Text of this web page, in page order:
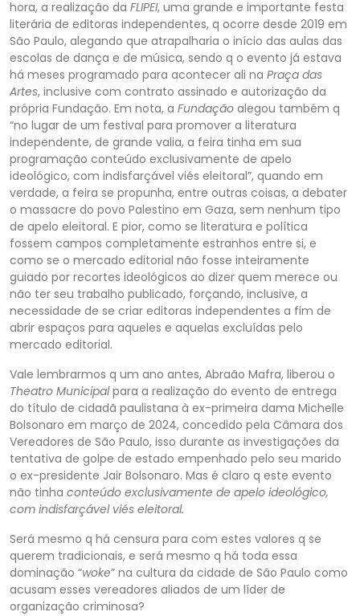
hora, a realização da FLIPEI, uma grande e importante festa
literária de editoras independentes, q ocorre desde 2019 em
São Paulo, alegando que atrapalharia o início das aulas das
escolas de dança e de música, sendo q o evento já estava
há meses programado para acontecer ali na Praça das
Artes, inclusive com contrato assinado e autorização da
própria Fundação. Em nota, a Fundação alegou também q
“no lugar de um festival para promover a literatura
independente, de grande valia, a feira tinha em sua
programação conteúdo exclusivamente de apelo
ideológico, com indisfarçável viés eleitoral”, quando em
verdade, a feira se propunha, entre outras coisas, a debater
o massacre do povo Palestino em Gaza, sem nenhum tipo
de apelo eleitoral. E pior, como se literatura e política
fossem campos completamente estranhos entre si, e
como se o mercado editorial não fosse inteiramente
guiado por recortes ideológicos ao dizer quem merece ou
não ter seu trabalho publicado, forçando, inclusive, a
necessidade de se criar editoras independentes a fim de
abrir espaços para aqueles e aquelas excluídas pelo
mercado editorial.
Vale lembrarmos q um ano antes, Abraão Mafra, liberou o
Theatro Municipalpara a realização do evento de entrega
do título de cidadã paulistana à ex-primeira dama Michelle
Bolsonaro em março de 2024, concedido pela Câmara dos
Vereadores de São Paulo, isso durante as investigações da
tentativa de golpe de estado empenhado pelo seu marido
o ex-presidente Jair Bolsonaro. Mas é claro q este evento
não tinha conteúdo exclusivamente de apelo ideológico,
com indisfarçável viés eleitoral.
Será mesmo q há censura para com estes valores q se
querem tradicionais, e será mesmo q há toda essa
dominação “woke” na cultura da cidade de São Paulo como
acusam esses vereadores aliados de um líder de
organização criminosa?